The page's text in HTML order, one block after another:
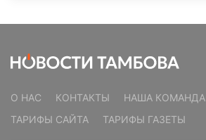
О НАС КОНТАКТЫ НАША КОМАНДА
ТАРИФЫ САЙТА
ТАРИФЫ ГАЗЕТЫ